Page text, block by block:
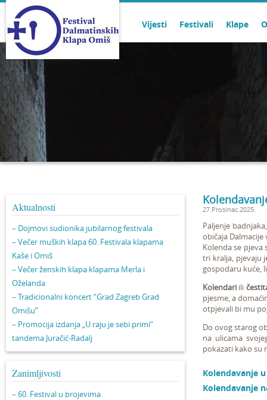
Vijesti Festivali Klape
Aktualnosti
– Dojmovi sudionika jubilarnog festivala
– Večer muških klapa 60. Festivala klapama
Kaše i Omiš
– Večer ženskih klapa klapama Merla i
Oželanda
– Tradicionalni koncert “Grad Zagreb Grad
Omišu”
– Promocija izdanja „U raju je sebi primi“
tandema Juračić-Radalj
Zanimljivosti
– 60. Festival u brojevima
27.Prosinac.2025.
Paljenje
običaja
Kolenda se pjeva
tri kralja, pjevaju
gospodaru kuće,
Kolendari ili
pjesme, a
otpjevali bi mu
Do ovog starog
na ulicama
pokazati kako su
Kolendavanje
Kolendavanje